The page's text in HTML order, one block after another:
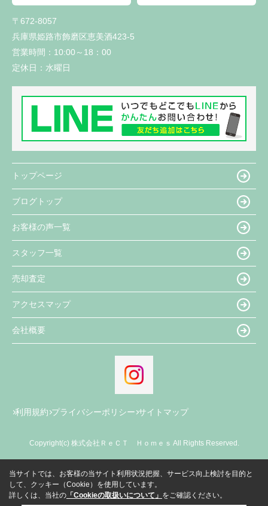
〒672-8057
兵庫県姫路市飾磨区恵美酒423-5
営業時間： 10:00～18：00
定休日： 水曜日
トップページ
ブログトップ
お客様の声一覧
スタッフ一覧
売却査定
アクセスマップ
会社概要
利用規約 プライバシーポリシー サイトマップ
Copyright(c) 株式会社ＲｅＣＴ Ｈｏｍｅｓ All Rights Reserved.
当サイトでは、お客様の当サイト利用状況把握、サービス向上検討を目的と
して、クッキー（Cookie）を使用しています。
詳しくは、当社の 「Cookieの取扱いについて」 をご確認ください。